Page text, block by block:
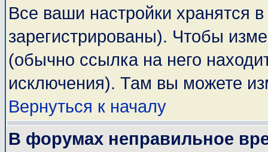
Все ваши настройки хранятся
зарегистрированы). Чтобы
(обычно ссылка на него
исключения). Там вы можете
Вернуться к началу
В форумах неправильное